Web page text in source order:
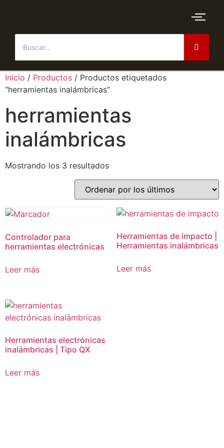
Inicio / Productos / Productos etiquetados
“herramientas inalámbricas”
herramientas
inalámbricas
Mostrando los 3 resultados
Controlador para
herramientas electrónicas
Leer más
Herramientas de impacto |
Herramientas inalámbricas
Leer más
Herramientas electrónicas
inalámbricas | Tipo QX
Leer más